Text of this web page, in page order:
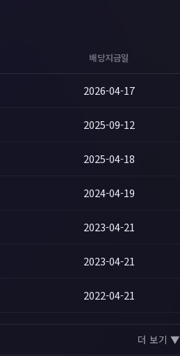
배당지급일
2026-04-17
2025-09-12
2025-04-18
2024-04-19
2023-04-21
2023-04-21
2022-04-21
더 보기 ▼